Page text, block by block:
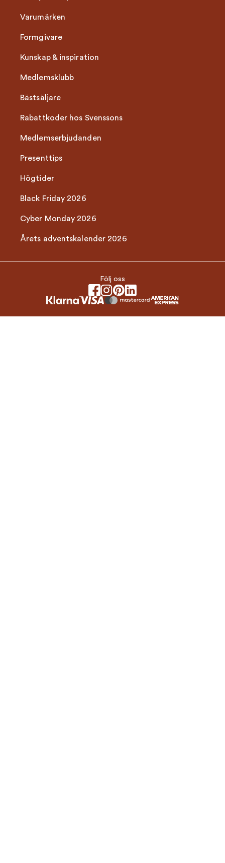
Varumärken
Formgivare
Kunskap & inspiration
Medlemsklubb
Bästsäljare
Rabattkoder hos Svenssons
Medlemserbjudanden
Presenttips
Högtider
Black Friday 2026
Cyber Monday 2026
Årets adventskalender 2026
Följ oss